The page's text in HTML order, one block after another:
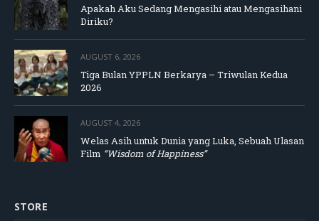
Apakah Aku Sedang Mengasihi atau Mengasihani
Diriku?
AUGUST 6, 2026
Tiga Bulan YPPLN Berkarya – Triwulan Kedua
2026
AUGUST 4, 2026
Welas Asih untuk Dunia yang Luka, Sebuah Ulasan
Film “Wisdom of Happiness”
STORE